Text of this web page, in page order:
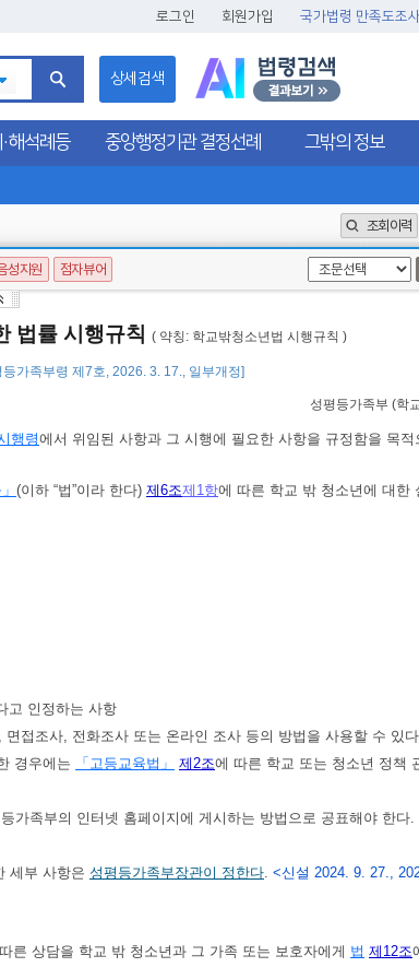
로그인 회원가입 국가법령 만족도조사
글씨크기확대
글씨크기확대초기화
글씨크기축소
상세검색
해석례등 중앙행정기관 결정선례 그밖의 정보
조회이력
성지원 점자뷰어
법률 시행규칙 ( 약칭: 학교밖청소년법 시행규칙 )
가족부령 제7호, 2026. 3. 17., 일부개정]
성평등가족부 (학
행령에서 위임된 사항과 그 시행에 필요한 사항을 규정함을 목적
(이하 “법”이라 한다) 제6조제1항에 따른 학교 밖 청소년에 대한
고 인정하는 사항
접조사, 전화조사 또는 온라인 조사 등의 방법을 사용할 수 있
경우에는
「고등교육법」 제2조에 따른 학교 또는 청소년 정책
가족부의 인터넷 홈페이지에 게시하는 방법으로 공표해야 한다.
세부 사항은 성평등가족부장관이 정한다. <신설 2024. 9. 27.,
른 상담을 학교 밖 청소년과 그 가족 또는 보호자에게 법 제12조